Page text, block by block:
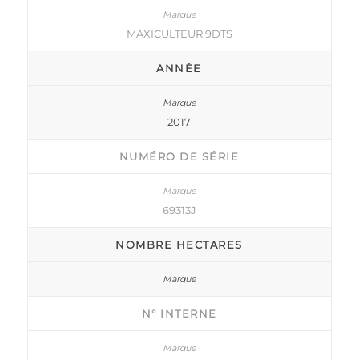
MAXICULTEUR 9DTS
ANNÉE
2017
NUMÉRO DE SÉRIE
69313J
NOMBRE HECTARES
N° INTERNE